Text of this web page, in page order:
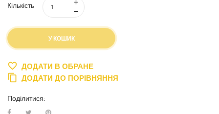
Кількість
У КОШИК
ДОДАТИ В ОБРАНЕ
ДОДАТИ ДО ПОРІВНЯННЯ
Поділитися: